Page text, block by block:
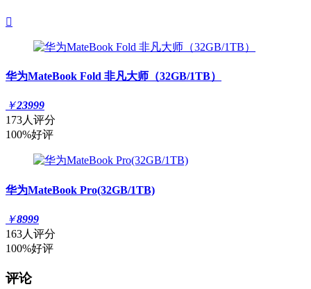

华为MateBook Fold 非凡大师（32GB/1TB）
￥23999
173人评分
100%好评
华为MateBook Pro(32GB/1TB)
￥8999
163人评分
100%好评
评论